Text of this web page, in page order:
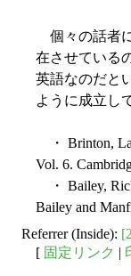
個々の話者
在させている
英語なのだと
ように成立し
・ Brinton,
Vol. 6.
・ Bailey,
Bailey and
Referrer (Inside):
[ 固定リンク |